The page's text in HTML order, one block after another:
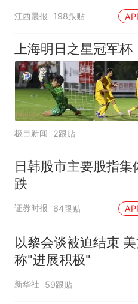
修理店铺换胎价格高
元，官方发布情况通
江西晨报 198跟贴
上海明日之星冠军杯
极目新闻 2跟贴
日韩股市主要股指集
跌
证券时报 64跟贴
以黎会谈被迫结束
称"进展积极"
新华社 59跟贴